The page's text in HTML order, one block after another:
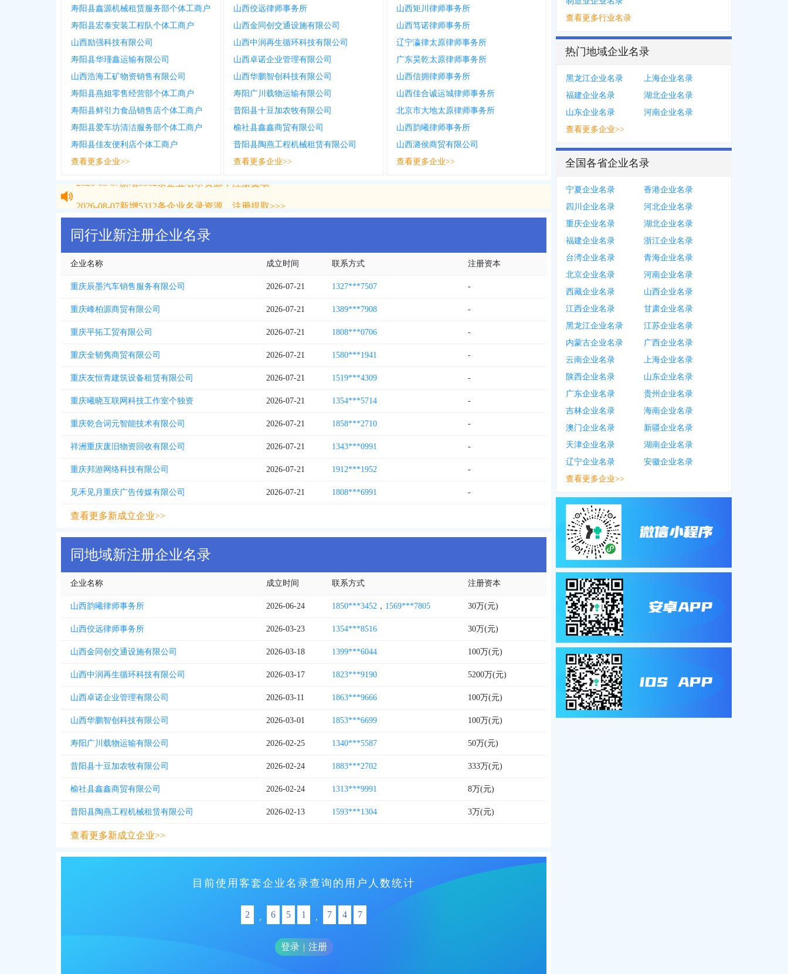
寿阳县鑫源机械租赁服务部个体工商户
寿阳县宏泰安装工程队个体工商户
山西励强科技有限公司
寿阳县华瑾鑫运输有限公司
山西浩海工矿物资销售有限公司
寿阳县燕姐零售经营部个体工商户
寿阳县鲜引力食品销售店个体工商户
寿阳县爱车坊清洁服务部个体工商户
寿阳县佳友便利店个体工商户
查看更多企业>>
山西佼远律师事务所
山西金同创交通设施有限公司
山西中润再生循环科技有限公司
山西卓诺企业管理有限公司
山西华鹏智创科技有限公司
寿阳广川载物运输有限公司
昔阳县十豆加农牧有限公司
榆社县鑫鑫商贸有限公司
昔阳县陶燕工程机械租赁有限公司
查看更多企业>>
山西矩川律师事务所
山西笃诺律师事务所
辽宁瀛律太原律师事务所
广东昊乾太原律师事务所
山西信拥律师事务所
山西佳合诚运城律师事务所
北京市大地太原律师事务所
山西韵曦律师事务所
山西潞侯商贸有限公司
查看更多企业>>
新增 条企业名录资源，注册提取>>>
同行业新注册企业名录
企业名称 成立时间 联系方式 注册资本
重庆辰墨汽车销售服务有限公司 2026-07-21 1327***7507 -
重庆峰柏源商贸有限公司 2026-07-21 1389***7908 -
重庆平拓工贸有限公司 2026-07-21 1808***0706 -
重庆全韧隽商贸有限公司 2026-07-21 1580***1941 -
重庆友恒青建筑设备租赁有限公司 2026-07-21 1519***4309 -
重庆曦晓互联网科技工作室个独资 2026-07-21 1354***5714 -
重庆乾合词元智能技术有限公司 2026-07-21 1858***2710 -
祥洲重庆废旧物资回收有限公司 2026-07-21 1343***0991 -
重庆邦游网络科技有限公司 2026-07-21 1912***1952 -
见禾见月重庆广告传媒有限公司 2026-07-21 1808***6991 -
查看更多新成立企业>>
同地域新注册企业名录
企业名称 成立时间 联系方式 注册资本
山西韵曦律师事务所 2026-06-24 1850***3452 ， 1569***7805 30万(元)
山西佼远律师事务所 2026-03-23 1354***8516 30万(元)
山西金同创交通设施有限公司 2026-03-18 1399***6044 100万(元)
山西中润再生循环科技有限公司 2026-03-17 1823***9190 5200万(元)
山西卓诺企业管理有限公司 2026-03-11 1863***9666 100万(元)
山西华鹏智创科技有限公司 2026-03-01 1853***6699 100万(元)
寿阳广川载物运输有限公司 2026-02-25 1340***5587 50万(元)
昔阳县十豆加农牧有限公司 2026-02-24 1883***2702 333万(元)
榆社县鑫鑫商贸有限公司 2026-02-24 1313***9991 8万(元)
昔阳县陶燕工程机械租赁有限公司 2026-02-13 1593***1304 3万(元)
查看更多新成立企业>>
目前使用客套企业名录查询的用户人数统计
2 , 6 5 1 , 7 4 7
登录 | 注册
查看更多行业名录
热门地域企业名录
黑龙江企业名录
上海企业名录
福建企业名录
湖北企业名录
山东企业名录
河南企业名录
查看更多企业>>
全国各省企业名录
宁夏企业名录
香港企业名录
四川企业名录
河北企业名录
重庆企业名录
湖北企业名录
福建企业名录
浙江企业名录
台湾企业名录
青海企业名录
北京企业名录
河南企业名录
西藏企业名录
山西企业名录
江西企业名录
甘肃企业名录
黑龙江企业名录
江苏企业名录
内蒙古企业名录
广西企业名录
云南企业名录
上海企业名录
陕西企业名录
山东企业名录
广东企业名录
贵州企业名录
吉林企业名录
海南企业名录
澳门企业名录
新疆企业名录
天津企业名录
湖南企业名录
辽宁企业名录
安徽企业名录
查看更多企业>>